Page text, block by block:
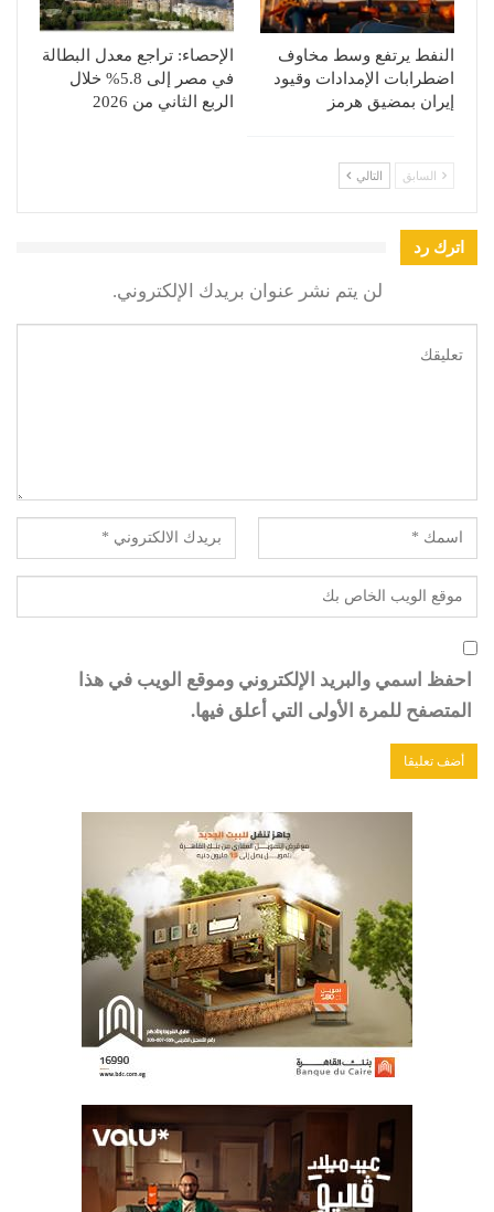
النفط يرتفع وسط مخاوف
اضطرابات الإمدادات وقيود
إيران بمضيق هرمز
الإحصاء: تراجع معدل البطالة
في مصر إلى 5.8% خلال
الربع الثاني من 2026
السابق التالي
اترك رد
لن يتم نشر عنوان بريدك الإلكتروني.
احفظ اسمي والبريد الإلكتروني وموقع الويب في هذا
المتصفح للمرة الأولى التي أعلق فيها.